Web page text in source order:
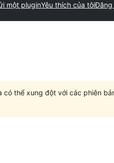
một pluginYêu thích của tôiĐăng
thể xung đột với các phiên